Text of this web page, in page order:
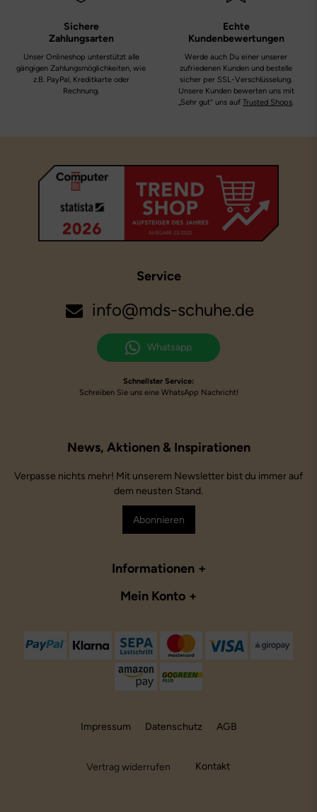
Sichere
Zahlungsarten
Unser Onlineshop unterstützt alle
gängigen Zahlungsmöglichkeiten, wie
z.B. PayPal, Kreditkarte oder
Rechnung.
Echte
Kundenbewertungen
Werde auch Du einer unserer
zufriedenen Kunden und bestelle
sicher per SSL-Verschlüsselung.
Unsere Kunden bewerten uns mit
„Sehr gut“ uns auf Trusted Shops.
Service
info@mds-schuhe.de
Whatsapp
Schnellster Service:
Schreiben Sie uns eine WhatsApp Nachricht!
Informationen
Mein Konto
Verpasse nichts mehr! Mit unserem Newsletter bist du immer auf
dem neusten Stand.
Abonnieren
Impressum Datenschutz AGB
Vertrag widerrufen Kontakt